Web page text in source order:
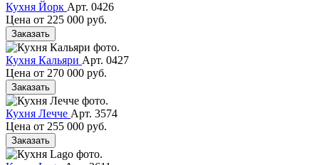
Кухня Йорк Арт. 0426
Цена от 225 000 руб.
Заказать
Кухня Кальяри Арт. 0427
Цена от 270 000 руб.
Заказать
Кухня Лечче Арт. 3574
Цена от 255 000 руб.
Заказать